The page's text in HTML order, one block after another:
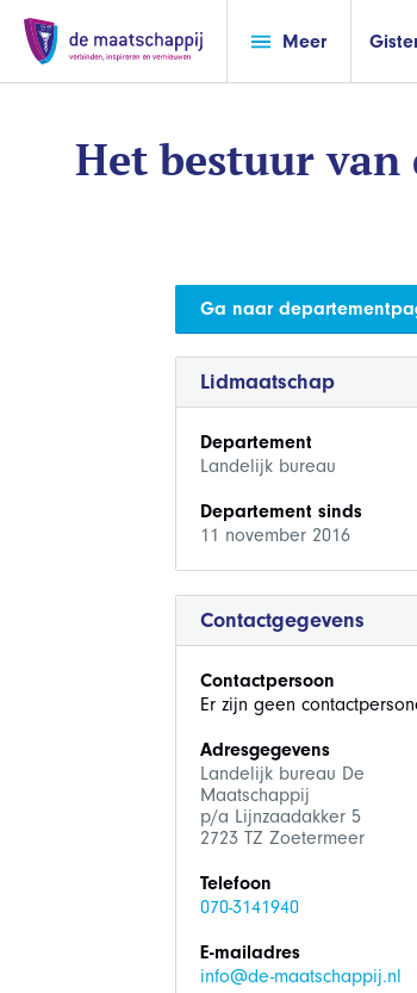
Meer
Het bestuur
Ga naar
Lidmaatschap
Departement
Landelijk bureau
Departement sinds
11 november 2016
Contactgegevens
Contactpersoon
Er zijn geen
Adresgegevens
Landelijk bureau De
Maatschappij
p/a Lijnzaadakker 5
2723 TZ Zoetermeer
Telefoon
070-3141940
E-mailadres
info@de-maatschappij.nl